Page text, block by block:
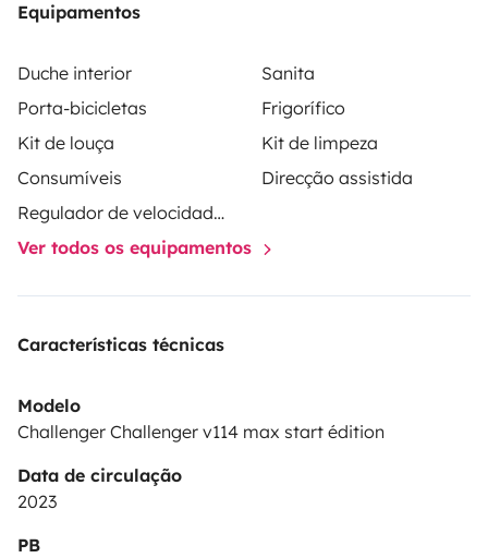
de nettoyage (chiffons, éponges, produits) est
compris dans la location.
Les cautions sont à fournir le
jour du départ.Vous pouvez stationner votre véhicule
chez moi en toute sécurité le temps de la
locationCordialement
Equipamentos
Duche interior
Sanita
Porta-bicicletas
Frigorífico
Kit de louça
Kit de limpeza
Consumíveis
Direcção assistida
Regulador de velocidade / Cruise Control
Ver todos os equipamentos
Características técnicas
Modelo
Challenger Challenger v114 max start édition
Data de circulação
2023
PB